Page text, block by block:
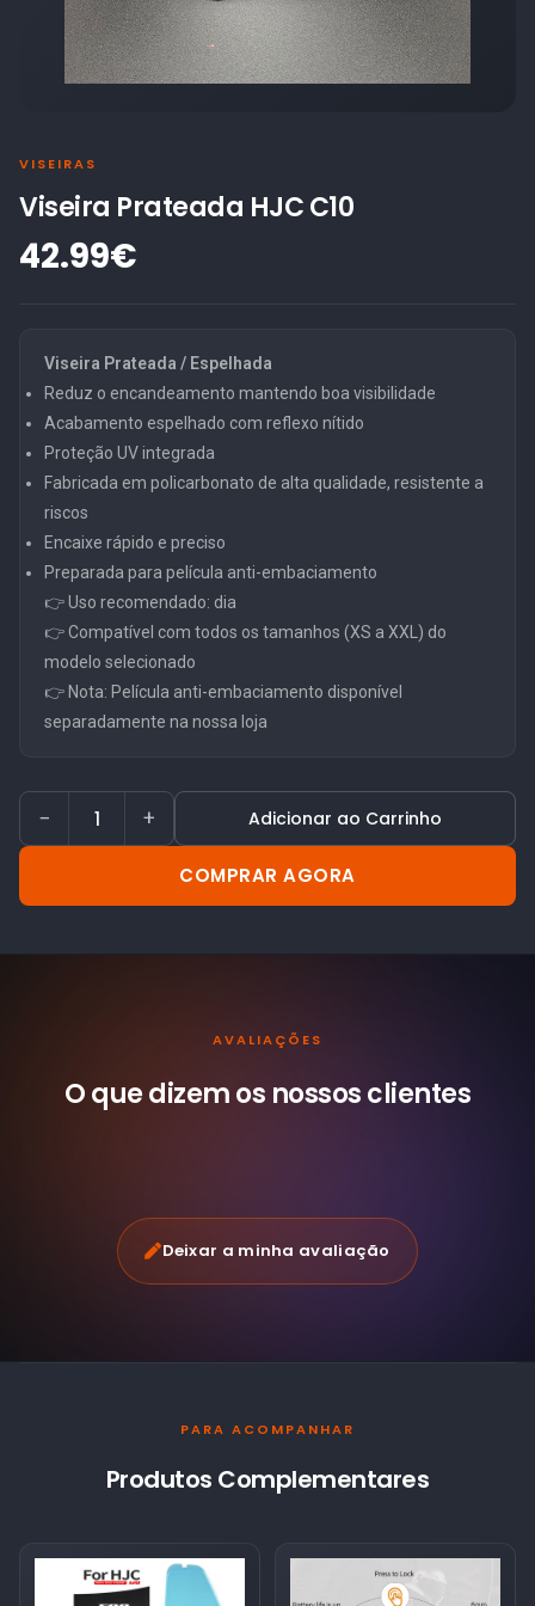
VISEIRAS
Viseira Prateada HJC C10
42.99€
Viseira Prateada / Espelhada
Reduz o encandeamento mantendo boa visibilidade
Acabamento espelhado com reflexo nítido
Proteção UV integrada
Fabricada em policarbonato de alta qualidade, resistente a
riscos
Encaixe rápido e preciso
Preparada para película anti-embaciamento
👉 Uso recomendado: dia
👉 Compatível com todos os tamanhos (XS a XXL) do
modelo selecionado
👉 Nota: Película anti-embaciamento disponível
separadamente na nossa loja
− + Adicionar ao Carrinho
COMPRAR AGORA
AVALIAÇÕES
O que dizem os nossosclientes
Deixar a minha avaliação
PARA ACOMPANHAR
Produtos Complementares